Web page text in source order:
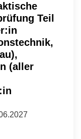
Teil
(aller